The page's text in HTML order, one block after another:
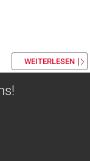
WEITERLESEN